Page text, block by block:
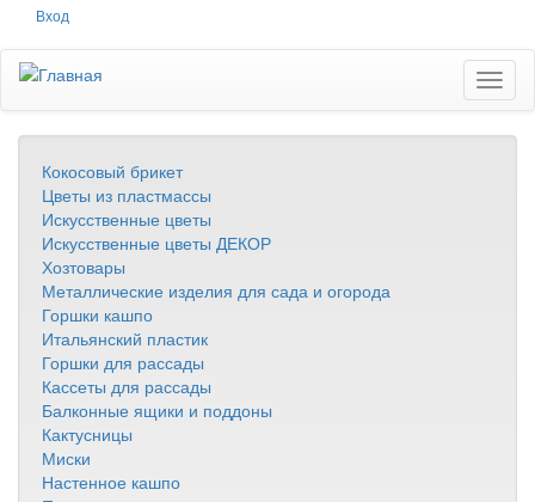
Вход
Кокосовый брикет
Цветы из пластмассы
Искусственные цветы
Искусственные цветы ДЕКОР
Хозтовары
Металлические изделия для сада и огорода
Горшки кашпо
Итальянский пластик
Горшки для рассады
Кассеты для рассады
Балконные ящики и поддоны
Кактусницы
Миски
Настенное кашпо